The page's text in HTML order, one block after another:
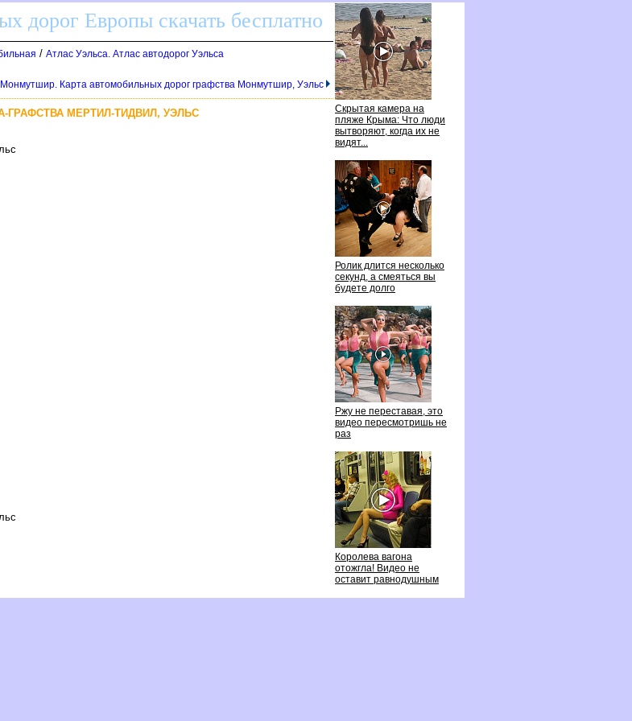
Скрытая камера на
пляже Крыма: Что люди
ытворяют, когда их не
идят...
Ролик длится несколько
секунд, а смеяться вы
удете долго
Ржу не переставая, это
идео пересмотришь не
раз
Королева вагона
отожгла! Видео не
оставит равнодушным
дорог Европы скачать бесплатно
/ Атлас Уэльса. Атлас автодорог Уэльса
Монмутшир. Карта автомобильных дорог графства Монмутшир, Уэльс
ГРАФСТВА МЕРТИЛ-ТИДВИЛ, УЭЛЬС